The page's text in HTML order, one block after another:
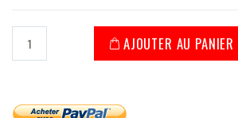
AJOUTER AU PANIER